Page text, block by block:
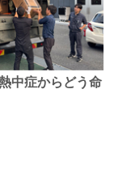
中症からどう命